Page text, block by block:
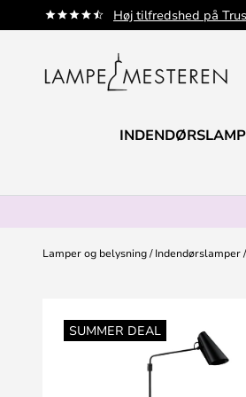
Høj tilfredshed på
Skip
to
Lamper og belysning Indendørslamper
SUMMER DEAL